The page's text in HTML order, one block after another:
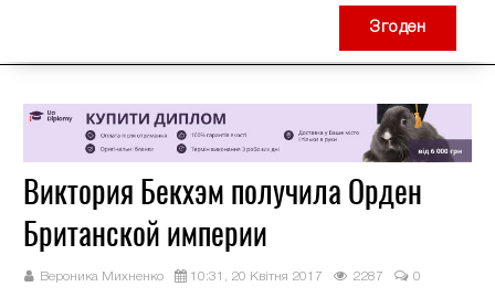
Виктория Бекхэм получила Орден
Британской империи
Вероника Михненко 10:31, 20 Квітня 2017 2287 0
Згоден